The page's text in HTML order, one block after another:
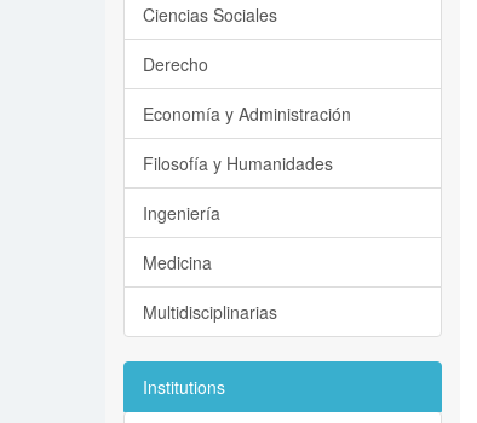
Ciencias Sociales
Derecho
Economía y Administración
Filosofía y Humanidades
Ingeniería
Medicina
Multidisciplinarias
Institutions